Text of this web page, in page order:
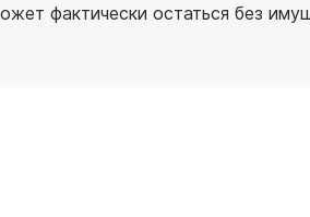
фактически остаться без